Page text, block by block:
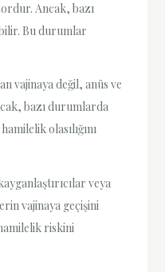
Ancak, bazı
Bu durumlar
vajinaya değil, anüs ve
bazı durumlarda
olasılığını
veya
vajinaya geçişini
riskini